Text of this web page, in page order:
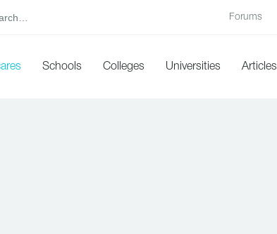
Forums
Schools Colleges Universities Articles